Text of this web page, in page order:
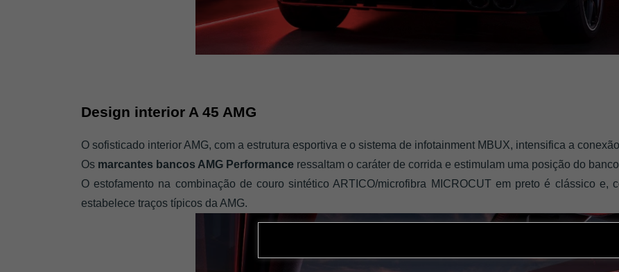
Design interior A 45 AMG
O sofisticado interior AMG, com a estrutura esportiva e o sistema de infotainment MBUX, intensifica a
Os marcantes bancos AMG Performance ressaltam o caráter de corrida e estimulam uma posição do
O estofamento na combinação de couro sintético ARTICO/microfibra MICROCUT em preto é clássico e,
estabelece traços típicos da AMG.